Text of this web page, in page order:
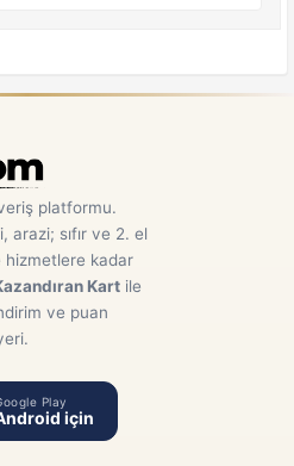
platformu.
arazi; sıfır ve 2. el
hizmetlere kadar
Kart ile
ve puan
Play
için